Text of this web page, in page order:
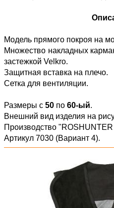
Модель прямого покроя на
Множество накладных
застежкой Velkro.
Защитная вставка на плечо.
Сетка для вентиляции.
Размеры с 50 по 60-ый.
Внешний вид изделия на
Производство
Артикул 7030 (Вариант 4).